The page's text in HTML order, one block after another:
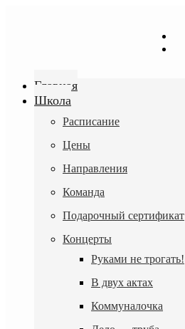
Главная
Школа
Расписание
Цены
Направления
Команда
Подарочный сертификат
Концерты
Руками не трогать!
В двух актах
Коммуналочка